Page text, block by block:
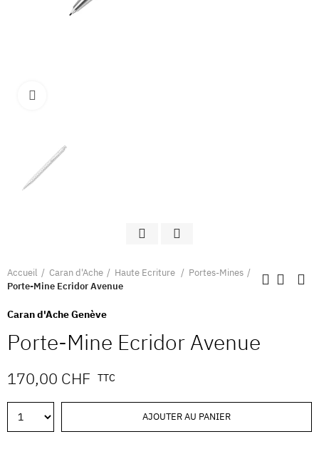
Accueil Caran d'Ache Haute Ecriture
Portes-Mines
Porte-Mine Ecridor Avenue
Caran d'Ache Genève
Porte-Mine Ecridor Avenue
170,00 CHF TTC
AJOUTER AU PANIER